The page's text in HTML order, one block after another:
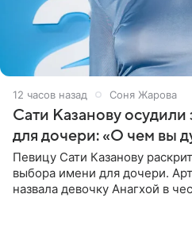
12 часов назад Соня Жарова
Сати Казанову
для дочери: «О чем вы
Певицу Сати Казанову
выбора имени для дочери.
назвала девочку Анагхой в